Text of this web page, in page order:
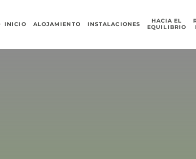
INICIO ALOJAMIENTO INSTALACIONES
HACIA EL
EQUILIBRIO